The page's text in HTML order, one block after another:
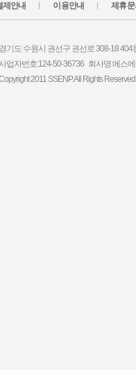
제안내 이용안내 제휴문
경기도 수원시 권선구 권선로 308-18
사업자번호:124-50-36736 회사명:에스
2011 SSENP. All Rights Reserved